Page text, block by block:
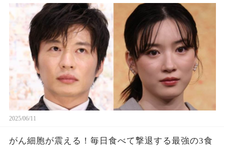
2025/06/11
がん細胞が震える！毎日食べて撃退する最強の3食